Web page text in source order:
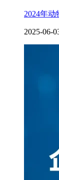
2024年
2025-06-